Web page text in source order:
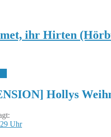
ihr Hirten
Hollys
Uhr